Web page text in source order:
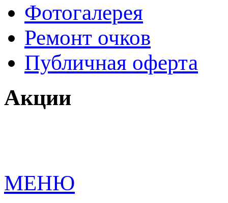
Фотогалерея
Ремонт очков
Публичная оферта
Акции
МЕНЮ